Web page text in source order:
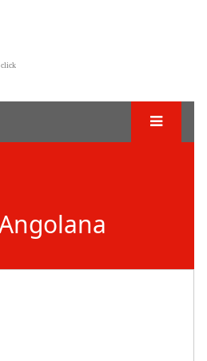
click